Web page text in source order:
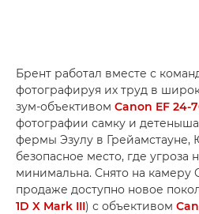
Брент работал вместе с
фотографируя их труд в
зум-объективом Canon EF 24-
фотографии самку и детеныша
фермы Эзулу в Грейамстауне,
безопасное место, где угроза
минимальна. Снято на камеру
продаже доступно новое
1D X Mark III) с объективом